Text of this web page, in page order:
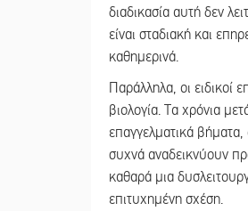
διαδικασία αυτή δεν
είναι σταδιακή και
καθημερινά.
Παράλληλα, οι ειδικοί
βιολογία. Τα χρόνια
επαγγελματικά βήματα,
συχνά αναδεικνύουν
καθαρά μια
επιτυχημένη σχέση.